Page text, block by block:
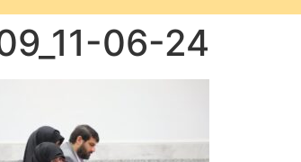
06-24